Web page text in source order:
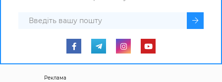
Реклама